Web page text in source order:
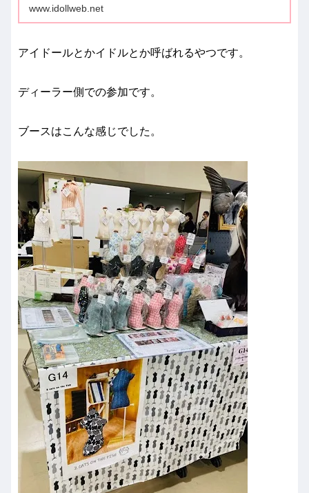
www.idollweb.net
アイドールとかイドルとか呼ばれるやつです。
ディーラー側での参加です。
ブースはこんな感じでした。